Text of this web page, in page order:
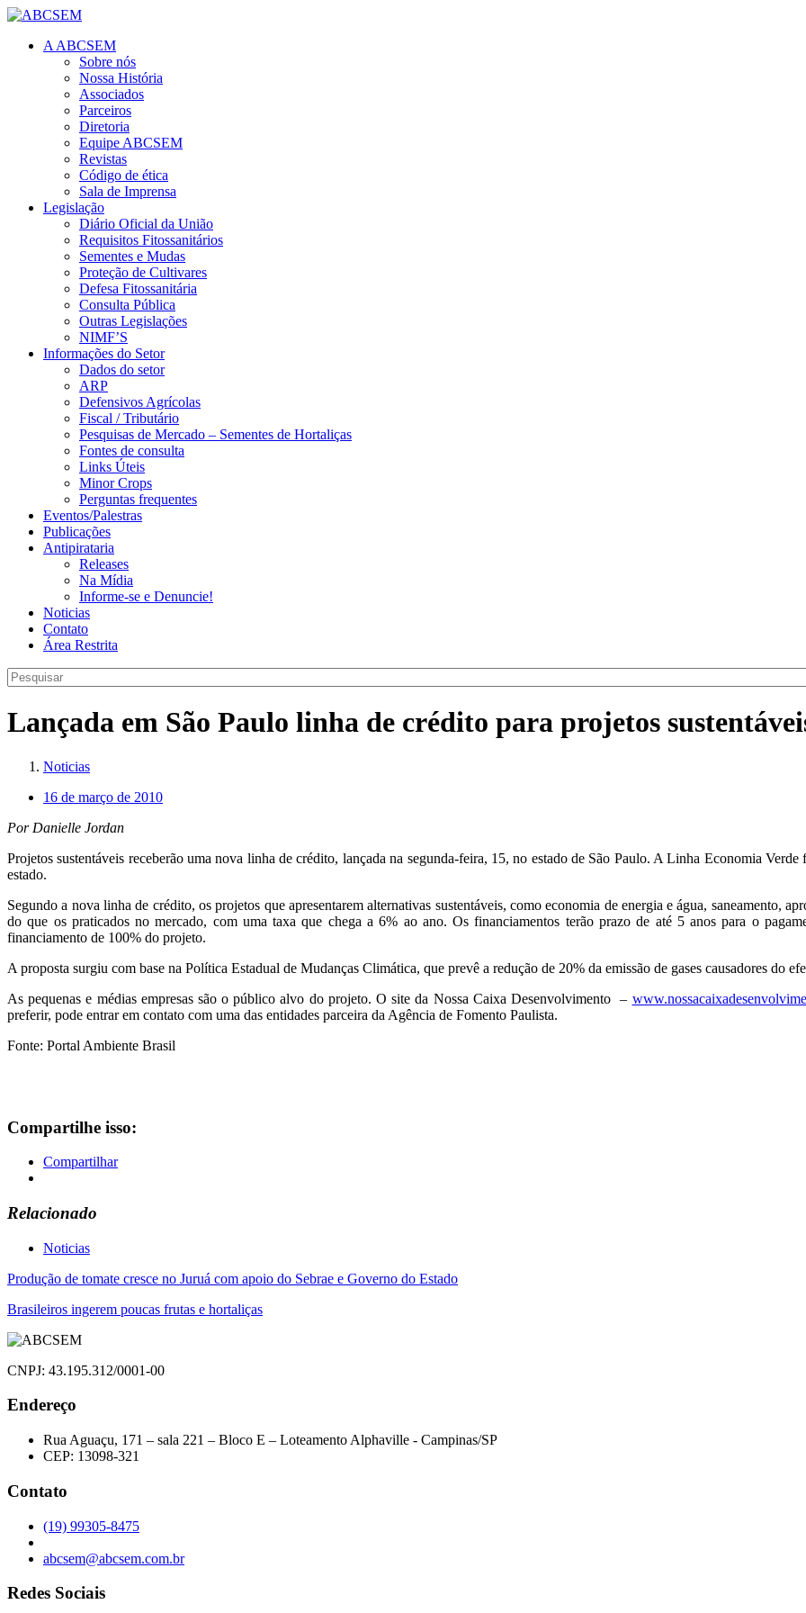
A ABCSEM
Sobre nós
Nossa História
Associados
Parceiros
Diretoria
Equipe ABCSEM
Revistas
Código de ética
Sala de Imprensa
Legislação
Diário Oficial da União
Requisitos Fitossanitários
Sementes e Mudas
Proteção de Cultivares
Defesa Fitossanitária
Consulta Pública
Outras Legislações
NIMF’S
Informações do Setor
Dados do setor
ARP
Defensivos Agrícolas
Fiscal / Tributário
Pesquisas de Mercado – Sementes de Hortaliças
Fontes de consulta
Links Úteis
Minor Crops
Perguntas frequentes
Eventos/Palestras
Publicações
Antipirataria
Releases
Na Mídia
Informe-se e Denuncie!
Noticias
Contato
Área Restrita
Lançada em São Paulo linha de crédito para projetos
Noticias
16 de março de 2010
Por Danielle Jordan
Projetos sustentáveis receberão uma nova linha de crédito, lançada na segunda-feira, 15, no estado de São Paulo. A Linha Economia
estado.
Segundo a nova linha de crédito, os projetos que apresentarem alternativas sustentáveis, como economia de energia e água, saneamento,
do que os praticados no mercado, com uma taxa que chega a 6% ao ano. Os financiamentos terão prazo de até 5 anos para o
financiamento de 100% do projeto.
A proposta surgiu com base na Política Estadual de Mudanças Climática, que prevê a redução de 20% da emissão de gases causadores do
As pequenas e médias empresas são o público alvo do projeto. O site da Nossa Caixa Desenvolvimento –
preferir, pode entrar em contato com uma das entidades parceira da Agência de Fomento Paulista.
Fonte: Portal Ambiente Brasil
Compartilhe isso:
Compartilhar
Relacionado
Noticias
Navegação
de
Post
Produção de tomate cresce no Juruá com apoio do Sebrae e Governo do Estado
Brasileiros ingerem poucas frutas e hortaliças
CNPJ: 43.195.312/0001-00
Endereço
Rua Aguaçu, 171 – sala 221 – Bloco E – Loteamento Alphaville - Campinas/SP
CEP: 13098-321
Contato
(19) 99305-8475
abcsem@abcsem.com.br
Redes Sociais